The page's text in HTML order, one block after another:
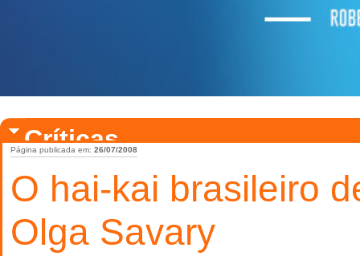
Críticas
O hai-kai brasileiro
Olga Savary
Página publicada em: 26/07/2008